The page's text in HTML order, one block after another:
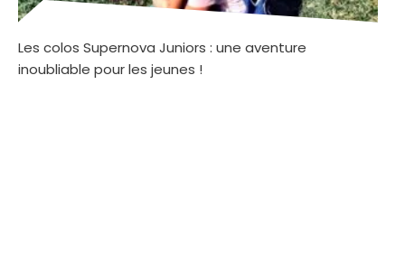
Les colos Supernova Juniors : une aventure
inoubliable pour les jeunes !